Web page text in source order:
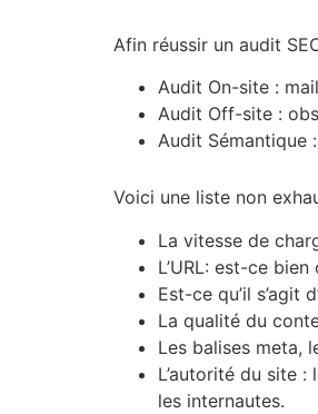
Afin réussir un audit
Audit On-site :
Audit Off-site :
Audit Sémantique
Voici une liste non
La vitesse de
L’URL: est-ce
Est-ce qu’il s’agit
La qualité du
Les balises meta,
L’autorité du site
les internautes.